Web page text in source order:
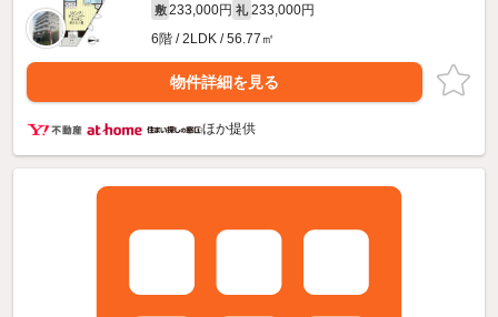
敷 233,000円 礼 233,000円
6階 / 2LDK / 56.77㎡
物件詳細を見る
ほか提供